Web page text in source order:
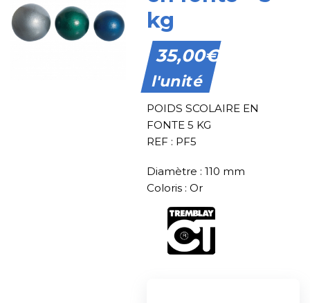
kg
35,00€
l'unité
POIDS SCOLAIRE EN
FONTE 5 KG
REF : PF5
Diamètre : 110 mm
Coloris : Or